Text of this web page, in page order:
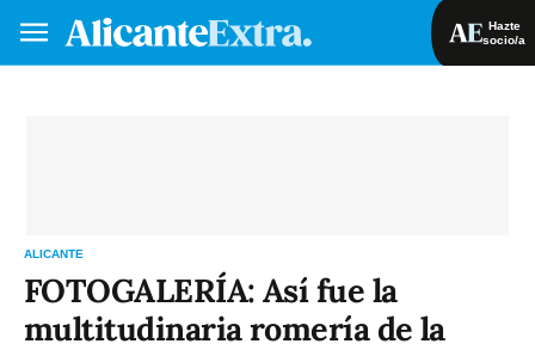
Hazte
socio/a
ALICANTE
FOTOGALERÍA: Así fue la
multitudinaria romería de la